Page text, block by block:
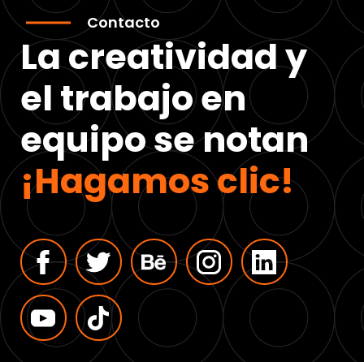
Contacto
La creatividad y
el trabajo en
equipo se notan
¡Hagamos clic!